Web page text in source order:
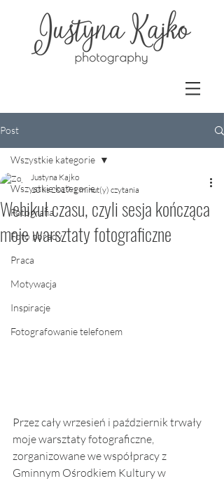
Post
Wszystkie kategorie
Fotografia
Foto porady
Praca
Motywacja
Inspiracje
Fotografowanie telefonem
Wszystkie kategorie
Wehikuł czasu, czyli sesja kończąca
moje warsztaty fotograficzne
Justyna Kajko
10 lis 2019 1 minut(y) czytania
Przez cały wrzesień i październik trwały
moje warsztaty fotograficzne,
zorganizowane we współpracy z
Gminnym Ośrodkiem Kultury w